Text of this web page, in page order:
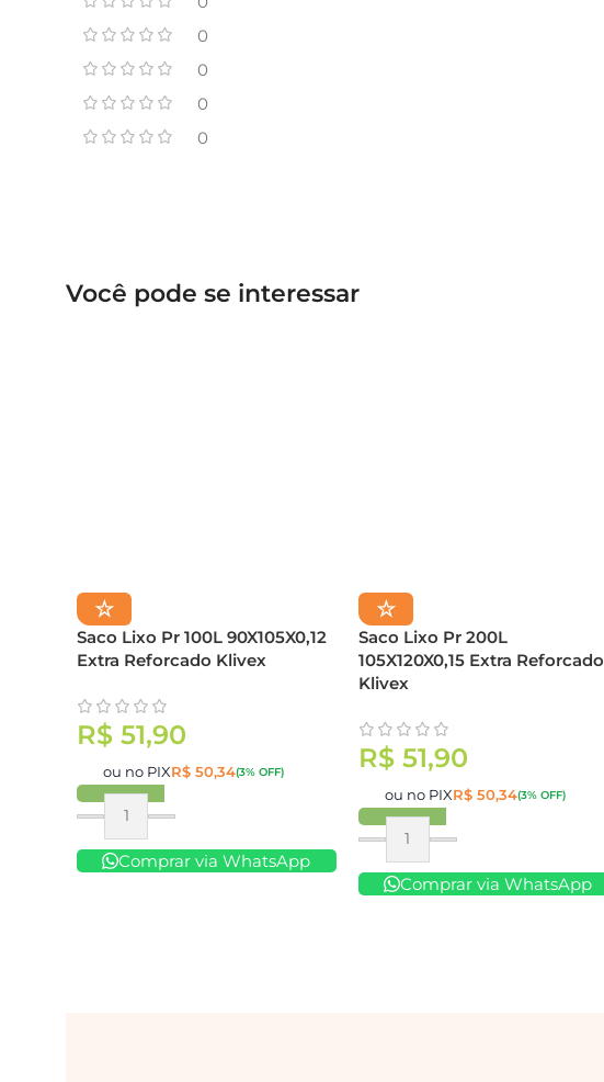
0
0
0
0
Você pode se interessar
☆
Saco Lixo Pr 100L 90X105X0,12
Extra Reforcado Klivex
R$ 51,90
ou no PIXR$ 50,34(3% OFF)
Comprar
Comprar via WhatsApp
☆
Saco Lixo Pr 200L
105X120X0,15 Extra Reforcado
Klivex
R$51,90
ou no PIXR$50,34(3% OFF)
Comprar
Comprar via WhatsApp